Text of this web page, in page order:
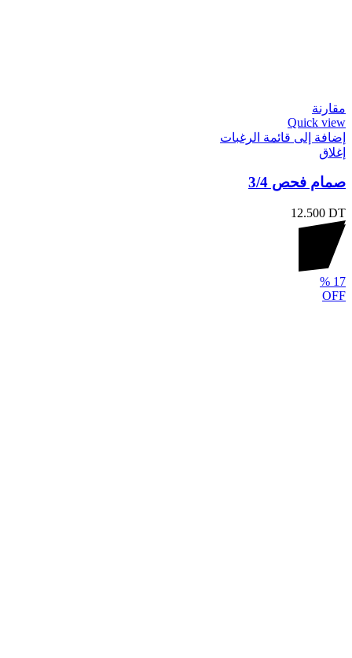
مقارنة
Quick view
إضافة إلى قائمة الرغبات
إغلاق
صمام فحص 3/4
12.500 DT
17
%
OFF